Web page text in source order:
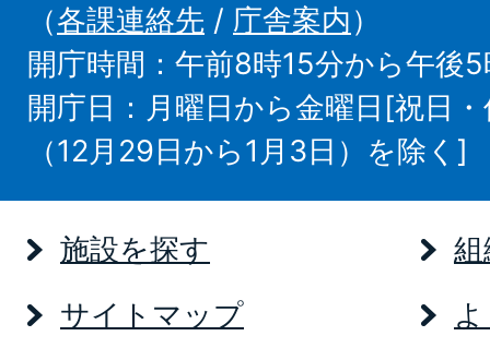
（各課連絡先 / 庁舎案内）
開庁時間：午前8時15分から午後5
開庁日：月曜日から金曜日[祝日
（12月29日から1月3日）を除く]
施設を探す
サイトマップ